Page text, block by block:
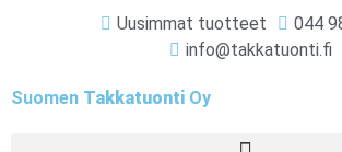
Uusimmat tuotteet
044
info@takkatuonti.fi
Suomen Takkatuonti Oy